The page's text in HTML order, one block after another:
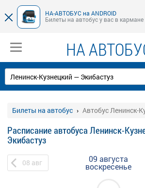
НА-АВТОБУС на ANDROID
Билеты на автобус у вас в кармане
НА
Билеты на автобус Автобус Ленинск-
Расписание автобуса Ленинск-
Экибастуз
08 авг 09 августа
воскресенье